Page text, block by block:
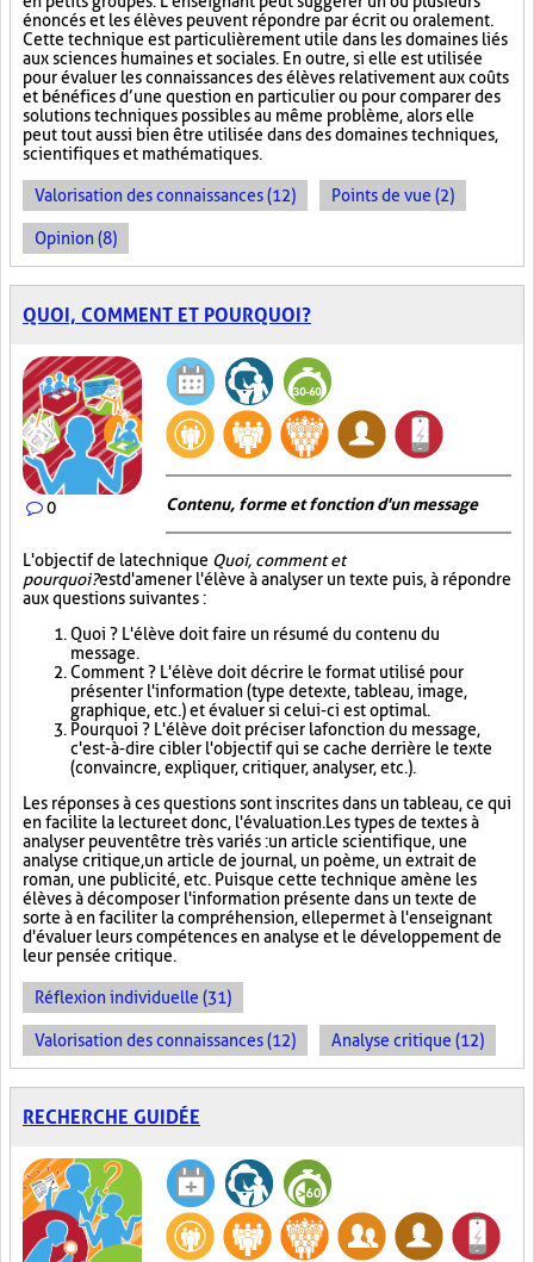
énoncés et les élèves peuvent répondre par écrit ou oralement.
Cette technique est particulièrement utile dans les domaines liés
aux sciences humaines et sociales. En outre, si elle est utilisée
pour évaluer les connaissances des élèves relativement aux coûts
et bénéfices d’une question en particulier ou pour comparer des
solutions techniques possibles au même problème, alors elle
peut tout aussi bien être utilisée dans des domaines techniques,
scientifiques et mathématiques.
Valorisation des connaissances (12) Points de vue (2)
Opinion (8)
QUOI, COMMENT ET POURQUOI?
0 Contenu, forme et fonction d'un message
L'objectif de la technique Quoi, comment et
pourquoi?est d'amener l'élève à analyser un texte puis, à répondre
aux questions suivantes :
Quoi ? L'élève doit faire un résumé du contenu du
message.
Comment ? L'élève doit décrire le format utilisé pour
présenter l'information (type de texte, tableau, image,
graphique, etc.) et évaluer si celui-ci est optimal.
Pourquoi ? L'élève doit préciser la fonction du message,
c'est-à-dire cibler l'objectif qui se cache derrière le texte
(convaincre, expliquer, critiquer, analyser, etc.).
Les réponses à ces questions sont inscrites dans un tableau, ce qui
en facilite la lecture et donc, l'évaluation. Les types de textes à
analyser peuvent être très variés : un article scientifique, une
analyse critique, un article de journal, un poème, un extrait de
roman, une publicité, etc. Puisque cette technique amène les
élèves à décomposer l'information présente dans un texte de
sorte à en faciliter la compréhension, elle permet à l'enseignant
d'évaluer leurs compétences en analyse et le développement de
leur pensée critique.
Réflexion individuelle (31)
Valorisation des connaissances (12) Analyse critique (12)
RECHERCHE GUIDÉE